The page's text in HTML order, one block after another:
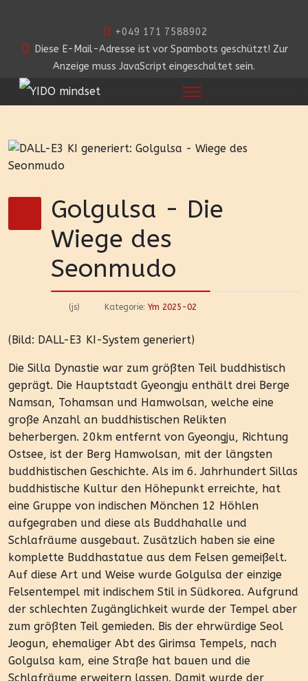
+049 171 7588902
Diese E-Mail-Adresse ist vor Spambots geschützt! Zur
Anzeige muss JavaScript eingeschaltet sein.
Golgulsa - Die
Wiege des
Seonmudo
(js) Kategorie: Ym 2025-02
(Bild: DALL-E3 KI-System generiert)
Die Silla Dynastie war zum größten Teil buddhistisch
geprägt. Die Hauptstadt Gyeongju enthält drei Berge
Namsan, Tohamsan und Hamwolsan, welche eine
große Anzahl an buddhistischen Relikten
beherbergen. 20km entfernt von Gyeongju, Richtung
Ostsee, ist der Berg Hamwolsan, mit der längsten
buddhistischen Geschichte. Als im 6. Jahrhundert Sillas
buddhistische Kultur den Höhepunkt erreichte, hat
eine Gruppe von indischen Mönchen 12 Höhlen
aufgegraben und diese als Buddhahalle und
Schlafräume ausgebaut. Zusätzlich haben sie eine
komplette Buddhastatue aus dem Felsen gemeißelt.
Auf diese Art und Weise wurde Golgulsa der einzige
Felsentempel mit indischem Stil in Südkorea. Aufgrund
der schlechten Zugänglichkeit wurde der Tempel aber
zum größten Teil gemieden. Bis der ehrwürdige Seol
Jeogun, ehemaliger Abt des Girimsa Tempels, nach
Golgulsa kam, eine Straße hat bauen und die
Schlafräume erweitern lassen. Damit wurde der